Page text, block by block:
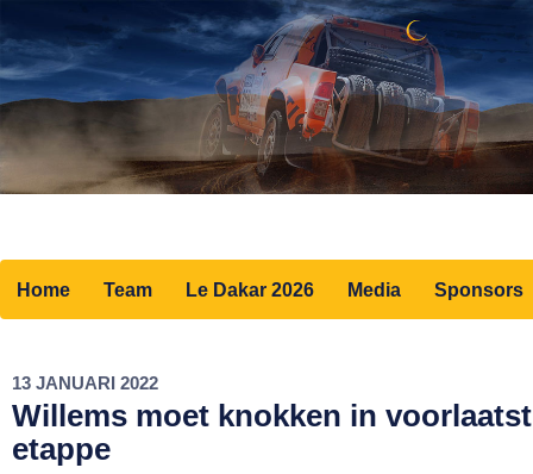
Home Team Le Dakar 2026 Media Sponsors
13 JANUARI 2022
Willems moet knokken in
etappe